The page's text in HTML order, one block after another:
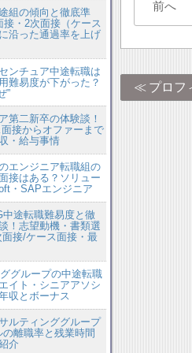
前へ
プロフ
組の傾向と徹底準
・2次面接（ケース
沿った通過率を上げ
ンチュア中途転職は
難易度が下がった？
”
第二新卒の体験談！
接からオファーまで
・給与事情
エンジニア転職組の
接はある？ソリュー
・SAPエンジニア
途転職難易度と徹
！志望動機・書類選
接/ケース面接・最
グループの中途転職
イト・シニアアソシ
収とボーナス
ルティンググループ
離職率と残業時間
介